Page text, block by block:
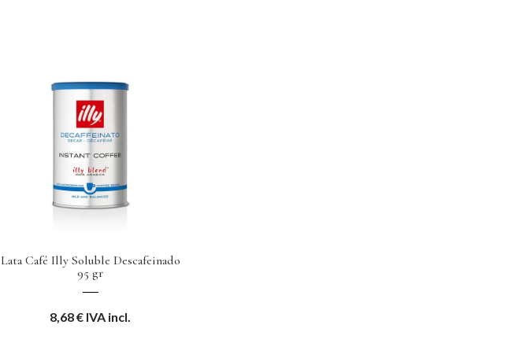
Lata Café Illy Soluble Descafeinado
95 gr
8,68€ IVA incl.